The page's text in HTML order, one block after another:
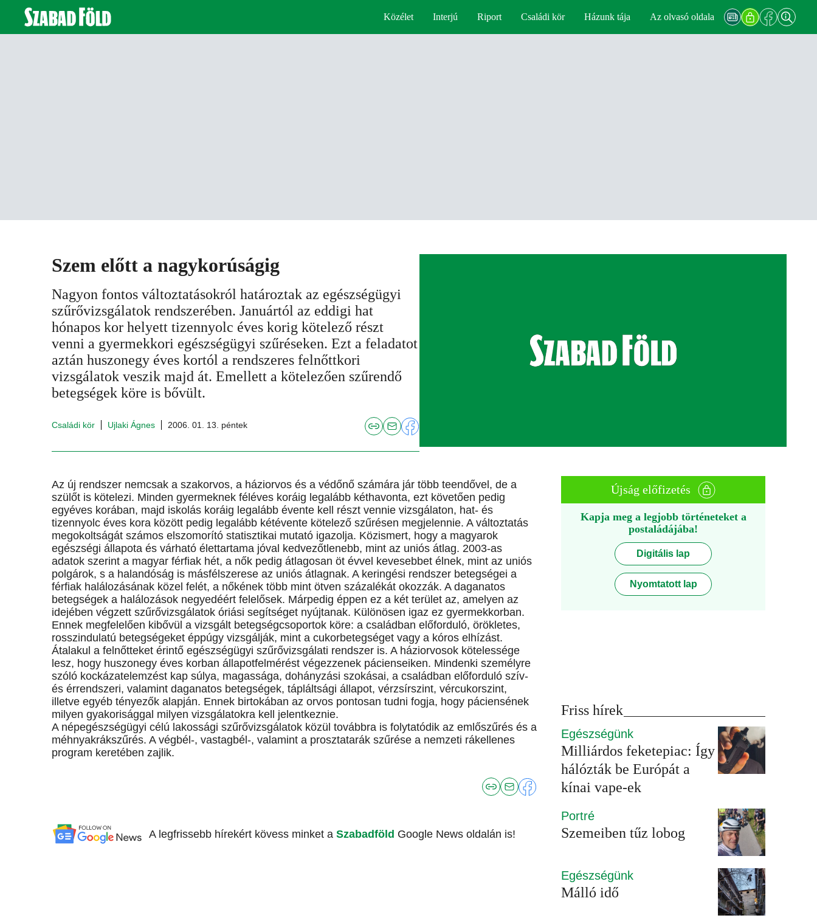
Közélet Interjú Riport Családi kör Házunk tája Az olvasó oldala
Szem előtt a nagykorúságig
Nagyon fontos változtatásokról határoztak az egészségügyi
szűrővizsgálatok rendszerében. Januártól az eddigi hat
hónapos kor helyett tizennyolc éves korig kötelező részt
venni a gyermekkori egészségügyi szűréseken. Ezt a feladatot
aztán huszonegy éves kortól a rendszeres felnőttkori
vizsgálatok veszik majd át. Emellett a kötelezően szűrendő
betegségek köre is bővült.
Családi kör Ujlaki Ágnes 2006. 01. 13. péntek
Az új rendszer nemcsak a szakorvos, a háziorvos és a védőnő számára jár több teendővel, de a
szülőt is kötelezi. Minden gyermeknek féléves koráig legalább kéthavonta, ezt követően pedig
egyéves korában, majd iskolás koráig legalább évente kell részt vennie vizsgálaton, hat- és
tizennyolc éves kora között pedig legalább kétévente kötelező szűrésen megjelennie. A változtatás
megokoltságát számos elszomorító statisztikai mutató igazolja. Közismert, hogy a magyarok
egészségi állapota és várható élettartama jóval kedvezőtlenebb, mint az uniós átlag. 2003-as
adatok szerint a magyar férfiak hét, a nők pedig átlagosan öt évvel kevesebbet élnek, mint az uniós
polgárok, s a halandóság is másfélszerese az uniós átlagnak. A keringési rendszer betegségei a
férfiak halálozásának közel felét, a nőkének több mint ötven százalékát okozzák. A daganatos
betegségek a halálozások negyedéért felelősek. Márpedig éppen ez a két terület az, amelyen az
idejében végzett szűrővizsgálatok óriási segítséget nyújtanak. Különösen igaz ez gyermekkorban.
Ennek megfelelően kibővül a vizsgált betegségcsoportok köre: a családban előforduló, örökletes,
rosszindulatú betegségeket éppúgy vizsgálják, mint a cukorbetegséget vagy a kóros elhízást.
Átalakul a felnőtteket érintő egészségügyi szűrővizsgálati rendszer is. A háziorvosok kötelessége
lesz, hogy huszonegy éves korban állapotfelmérést végezzenek pácienseiken. Mindenki személyre
szóló kockázatelemzést kap súlya, magassága, dohányzási szokásai, a családban előforduló szív-
és érrendszeri, valamint daganatos betegségek, tápláltsági állapot, vérzsírszint, vércukorszint,
illetve egyéb tényezők alapján. Ennek birtokában az orvos pontosan tudni fogja, hogy páciensének
milyen gyakorisággal milyen vizsgálatokra kell jelentkeznie.
A népegészségügyi célú lakossági szűrővizsgálatok közül továbbra is folytatódik az emlőszűrés és a
méhnyakrákszűrés. A végbél-, vastagbél-, valamint a prosztatarák szűrése a nemzeti rákellenes
program keretében zajlik.
A legfrissebb hírekért kövess minket a Szabadföld Google News oldalán is!
Újság előfizetés
Kapja meg a legjobb történeteket a
postaládájába!
Digitális lap
Nyomtatott lap
Friss hírek
Egészségünk
Milliárdos feketepiac: Így
hálózták be Európát a
kínai vape-ek
Portré
Szemeiben tűz lobog
Egészségünk
Málló idő